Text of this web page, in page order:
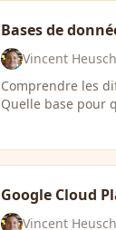
Bases de
Vincent
Comprendre les
Quelle base pour
Google Cloud
Vincent